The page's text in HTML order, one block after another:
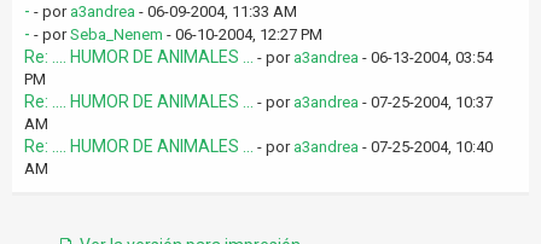
- - por a3andrea - 06-09-2004, 11:33 AM
- - porSeba_Nenem - 06-10-2004, 12:27 PM
Re: .... HUMOR DE ANIMALES ... - por a3andrea - 06-13-2004, 03:54
PM
Re: .... HUMOR DE ANIMALES ... - por a3andrea - 07-25-2004, 10:37
AM
Re: .... HUMOR DE ANIMALES ... - por a3andrea - 07-25-2004, 10:40
AM